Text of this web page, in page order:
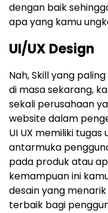
dengan baik
apa yang kamu
UI/UX Design
Nah, Skill yang
di masa sekarang,
sekali perusahaan
website dalam
UI UX memiliki
antarmuka
pada produk atau
kemampuan ini
desain yang
terbaik bagi